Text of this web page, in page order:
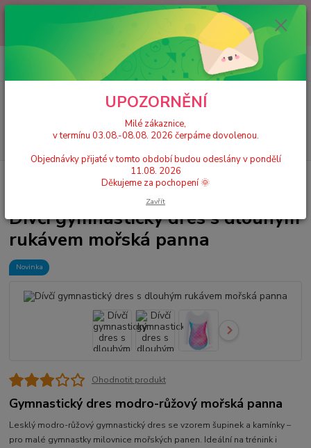
Milé zákaznice, v termínu 03.08.-08.08. 2026 čerpáme dovolenou.
Objednávky přijaté v tomto období budou odeslány v pondělí 11.08.
2026 Děkujeme za pochopení 🌞
CZK
Hledat
+420 777 224 390
(Po-Pá, 9-17 hod.)
0 Kč
Dlouhý rukáv
Dívčí gymnastický dres s
dlouhým rukávem mořská panna
Dívčí gymnastický dres s dlouhým
rukávem mořská panna
Novinka
Ohodnotit produkt
Gymnastický dres modro-růžový mořská panna
Lesklý modro-růžový gymnastický dres se vzorem šupinek a kamínky –
pro malé gymnastky milovnice mořských panen. Ideální na trénink i
UPOZORNĚNÍ
Milé zákaznice,
v termínu 03.08.-08.08. 2026 čerpáme dovolenou.
Objednávky přijaté v tomto období budou odeslány v pondělí
11.08. 2026
Děkujeme za pochopení 🌞
Zavřít